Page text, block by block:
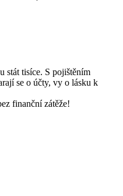
stát tisíce. S pojištěním
se o účty, vy o lásku k
finanční zátěže!